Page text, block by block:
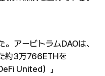
アービトラムDAOは、
約3万766ETHを
United）」